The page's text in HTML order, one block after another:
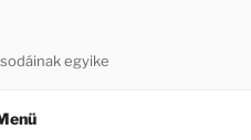
egyike